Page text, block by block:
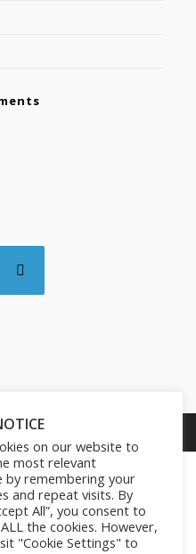
Store. All Rights Reserved.
on our website to
most relevant
by remembering your
and repeat visits. By
All”, you consent to
the cookies. However,
"Cookie Settings" to